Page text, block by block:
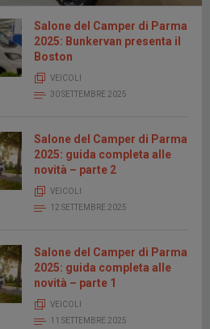
Salone del Camper di Parma
2025: Bunkervan presenta il
Boston
VEICOLI
30 SETTEMBRE 2025
Salone del Camper di Parma
2025: guida completa alle
novità – parte 2
VEICOLI
12 SETTEMBRE 2025
Salone del Camper di Parma
2025: guida completa alle
novità – parte 1
VEICOLI
11 SETTEMBRE 2025